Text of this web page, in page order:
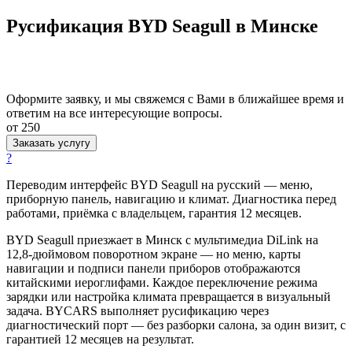
Русификация BYD Seagull в Минске
Оформите заявку, и мы свяжемся с Вами в ближайшее время и
ответим на все интересующие вопросы.
от 250
Заказать услугу
?
Переводим интерфейс BYD Seagull на русский — меню,
приборную панель, навигацию и климат. Диагностика перед
работами, приёмка с владельцем, гарантия 12 месяцев.
BYD Seagull приезжает в Минск с мультимедиа DiLink на
12,8-дюймовом поворотном экране — но меню, карты
навигации и подписи панели приборов отображаются
китайскими иероглифами. Каждое переключение режима
зарядки или настройка климата превращается в визуальный
задача. BYCARS выполняет русификацию через
диагностический порт — без разборки салона, за один визит, с
гарантией 12 месяцев на результат.